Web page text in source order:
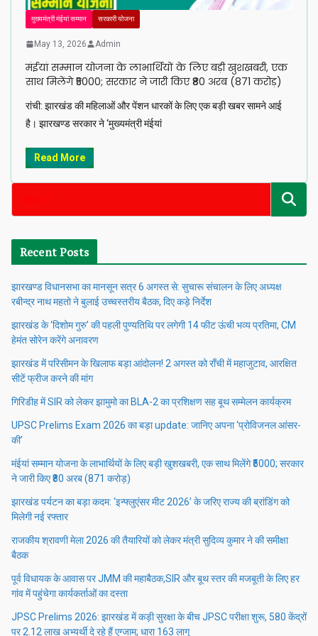
मुख्यमंत्री मंईयां सम्मान सरकारी योजना
May 13, 2026 Admin
मंईयां सम्मान योजना के लाभार्थियों के लिए बड़ी खुशखबरी, एक
साथ मिलेंगे ₹5000; सरकार ने जारी किए ₹80 अरब (871 करोड़)
रांची: झारखंड की महिलाओं और पेंशन धारकों के लिए एक बड़ी खबर सामने आई
है। झारखण्ड सरकार ने ‘मुख्यमंत्री मंईयां
Read More
Recent Posts
झारखण्ड विधानसभा का मानसून सत्र 6 अगस्त से: सुचारू संचालन के लिए अध्यक्ष
रबीन्द्र नाथ महतो ने बुलाई उच्चस्तरीय बैठक, दिए कड़े निर्देश
झारखंड के ‘दिशोम गुरु’ की पहली पुण्यतिथि पर लगेगी 14 फीट ऊंची भव्य प्रतिमा, CM
हेमंत सोरेन करेंगे अनावरण
झारखंड में परिसीमन के खिलाफ बड़ा आंदोलन! 2 अगस्त को राँची में महाजुटाव, आरक्षित
सीटें फ्रीज करने की मांग
गिरिडीह में SIR को लेकर झामुमो का BLA-2 का प्रशिक्षण सह बूथ सम्मेलन कार्यक्रम
UPSC Prelims Exam 2026 का बड़ा update: जानिए अपना ‘प्रोविजनल आंसर-
की’
मंईयां सम्मान योजना के लाभार्थियों के लिए बड़ी खुशखबरी, एक साथ मिलेंगे ₹5000; सरकार
ने जारी किए ₹80 अरब (871 करोड़)
झारखंड पर्यटन का बड़ा कदम: ‘इन्फ्लुएंसर मीट 2026’ के जरिए राज्य की ब्रांडिंग को
मिलेगी नई रफ्तार
राजकीय श्रावणी मेला 2026 की तैयारियों को लेकर मंत्री सुदिव्य कुमार ने की समीक्षा
बैठक
पूर्व विधायक के आवास पर JMM की महाबैठक,SIR और बूथ स्तर की मजबूती के लिए हर
गांव में पहुंचेगा कार्यकर्ताओं का दस्ता
JPSC Prelims 2026: झारखंड में कड़ी सुरक्षा के बीच JPSC परीक्षा शुरू, 580 केंद्रों
पर 2.12 लाख अभ्यर्थी दे रहे हैं एग्जाम; धारा 163 लागू